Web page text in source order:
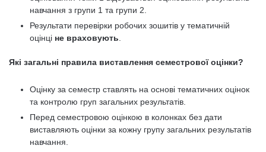
навчання з групи 1 та групи 2.
Результати перевірки робочих зошитів у тематичній
оцінці не враховують
Які загальні правила виставлення семестрової оцінки?
Оцінку за семестр ставлять на основі тематичних оцінок
та контролю груп загальних результатів.
Перед семестровою оцінкою в колонках без дати
виставляють оцінки за кожну групу загальних результатів
навчання.